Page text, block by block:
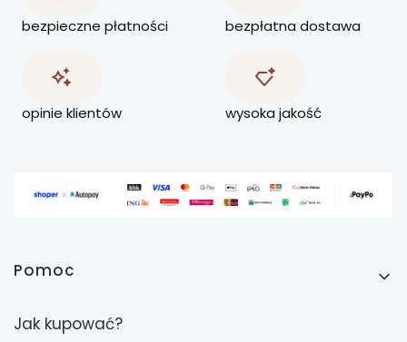
bezpieczne płatności bezpłatna dostawa
opinie klientów wysoka jakość
Linki w stopce
Pomoc
Jak kupować?